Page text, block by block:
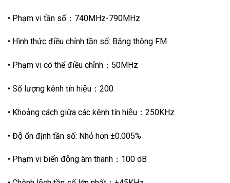
• Phạm vi tần số：740MHz-790MHz
• Hình thức điều chỉnh tần số: Băng thông FM
• Phạm vi có thể điều chỉnh：50MHz
• Số lượng kênh tín hiệu：200
• Khoảng cách giữa các kênh tín hiệu：250KHz
• Độ ổn định tần số: Nhỏ hơn ±0.005%
• Phạm vi biến động âm thanh：100 dB